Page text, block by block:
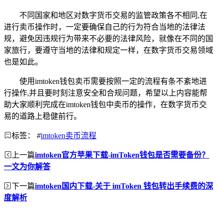
不同国家和地区对数字货币交易的监管政策各不相同,在
进行卖币操作时，一定要确保自己的行为符合当地的法律法
规，避免因违规行为带来不必要的法律风险，就像在不同的国
家旅行，要遵守当地的法律和规定一样，在数字货币交易领域
也是如此。
使用imtoken钱包卖币需要按照一定的流程有条不紊地进
行操作,并且要时刻注意安全和合规问题，希望以上内容能帮
助大家顺利完成在imtoken钱包中卖币的操作，在数字货币交
易的道路上稳健前行。
标签： #imtoken卖币流程
上一篇imtoken官方苹果下载-imToken钱包是否需要备份？
一文为你解答
下一篇imtoken国内下载-关于 imToken 钱包转出手续费的深
度解析